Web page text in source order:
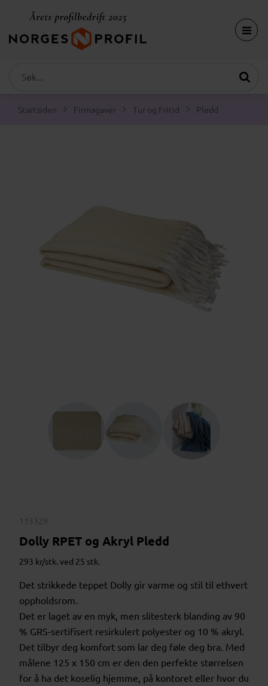
Startsiden Firmagaver Tur og Fritid Pledd
113329
Dolly RPET og Akryl Pledd
293 kr/stk. ved 25 stk.
Det strikkede teppet Dolly gir varme og stil til ethvert
oppholdsrom.
Det er laget av en myk, men slitesterk blanding av 90
% GRS-sertifisert resirkulert polyester og 10 % akryl.
Det tilbyr deg komfort som lar deg føle deg bra. Med
målene 125 x 150 cm er den den perfekte størrelsen
for å ha det koselig hjemme, på kontoret eller hvor du